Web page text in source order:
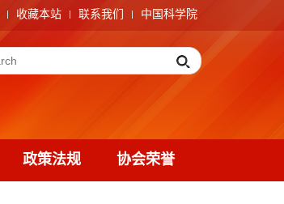
收藏本站 联系我们 中国科学院
政策法规 协会荣誉